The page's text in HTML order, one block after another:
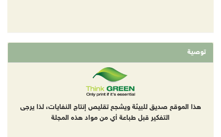
توصية
هذا الموقع صديق للبيئة ويشجع تقليص إنتاج النفايات، لذا يرجى
التفكير قبل طباعة أي من مواد هذه المجلة